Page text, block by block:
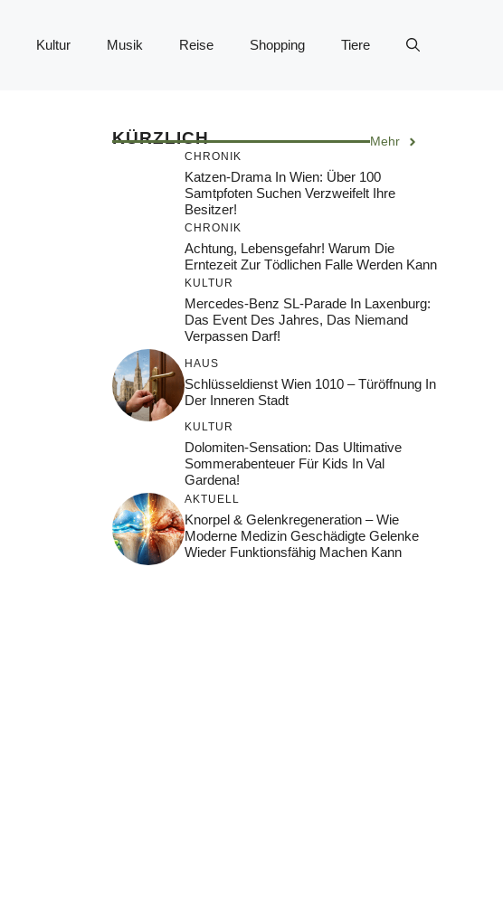
Kultur Musik Reise Shopping Tiere
KÜRZLICH Mehr
CHRONIK
Katzen-Drama In Wien: Über 100
Samtpfoten Suchen Verzweifelt Ihre
Besitzer!
CHRONIK
Achtung, Lebensgefahr! Warum Die
Erntezeit Zur Tödlichen Falle Werden Kann
KULTUR
Mercedes-Benz SL-Parade In Laxenburg:
Das Event Des Jahres, Das Niemand
Verpassen Darf!
HAUS
Schlüsseldienst Wien 1010 – Türöffnung In
Der Inneren Stadt
KULTUR
Dolomiten-Sensation: Das Ultimative
Sommerabenteuer Für Kids In Val
Gardena!
AKTUELL
Knorpel & Gelenkregeneration – Wie
Moderne Medizin Geschädigte Gelenke
Wieder Funktionsfähig Machen Kann